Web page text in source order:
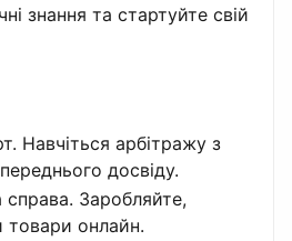
знання та стартуйте свій
Навчіться арбітражу з
досвіду.
Заробляйте,
товари онлайн.